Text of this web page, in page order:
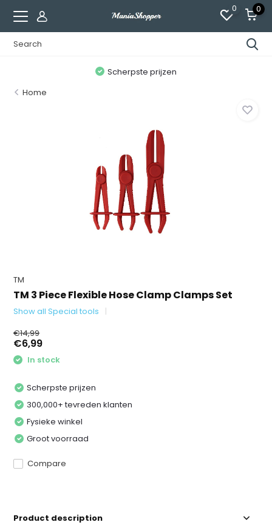
0 0
Scherpste prijzen
Home
TM
TM 3 Piece Flexible Hose Clamp Clamps Set
Show all Special tools
€14,99
€6,99
In stock
Scherpste prijzen
300,000+ tevreden klanten
Fysieke winkel
Groot voorraad
Compare
Product description